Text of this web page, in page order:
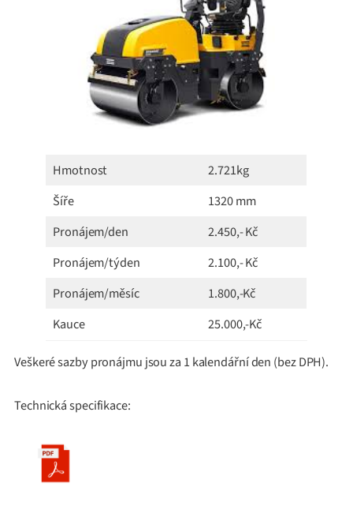
Hmotnost
2.721kg
Šíře
1320 mm
Pronájem/den
2.450,- Kč
Pronájem/týden
2.100,- Kč
Pronájem/měsíc
1.800,-Kč
Kauce
25.000,-Kč
Veškeré sazby pronájmu jsou za 1 kalendářní den (bez DPH).
Technická specifikace: